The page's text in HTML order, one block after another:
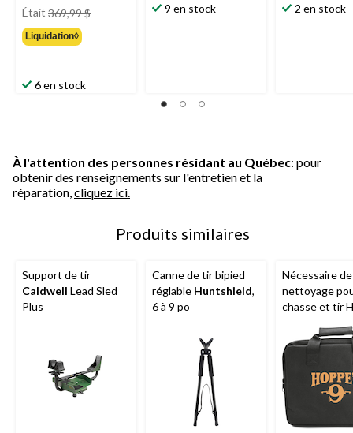
Était 369,99 $
Liquidation◊
6 en stock
9 en stock 2 en stock
À l'attention des personnes résidant au Québec: pour
obtenir des renseignements sur l'entretien et la
réparation,cliquez ici.
Produits similaires
Support de tir
Caldwell Lead Sled
Plus
Canne de tir bipied
réglable Huntshield,
6 à 9 po
Nécessaire de
nettoyage
chasse et tir